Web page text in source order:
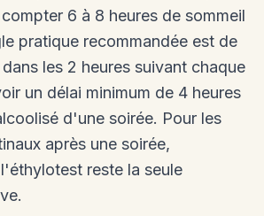
6 à 8 heures de sommeil
pratique recommandée est de
les 2 heures suivant chaque
un délai minimum de 4 heures
d'une soirée. Pour les
après une soirée,
reste la seule